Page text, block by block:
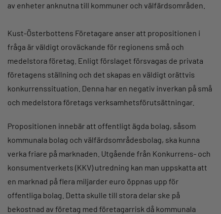
av enheter anknutna till kommuner och välfärdsområden.
Kust-Österbottens Företagare anser att propositionen i
fråga är väldigt oroväckande för regionens små och
medelstora företag. Enligt förslaget försvagas de privata
företagens ställning och det skapas en väldigt orättvis
konkurrenssituation. Denna har en negativ inverkan på små
och medelstora företags verksamhetsförutsättningar.
Propositionen innebär att offentligt ägda bolag, såsom
kommunala bolag och välfärdsområdesbolag, ska kunna
verka friare på marknaden. Utgående från Konkurrens- och
konsumentverkets (KKV) utredning kan man uppskatta att
en marknad på flera miljarder euro öppnas upp för
offentliga bolag. Detta skulle till stora delar ske på
bekostnad av företag med företagarrisk då kommunala